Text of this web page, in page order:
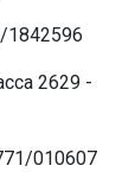
1842596
2629 -
010607